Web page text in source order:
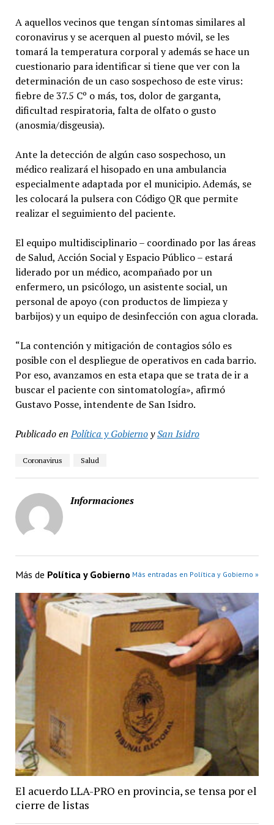
A aquellos vecinos que tengan síntomas similares al
coronavirus y se acerquen al puesto móvil, se les
tomará la temperatura corporal y además se hace un
cuestionario para identificar si tiene que ver con la
determinación de un caso sospechoso de este virus:
fiebre de 37.5 Cº o más, tos, dolor de garganta,
dificultad respiratoria, falta de olfato o gusto
(anosmia/disgeusia).
Ante la detección de algún caso sospechoso, un
médico realizará el hisopado en una ambulancia
especialmente adaptada por el municipio. Además, se
les colocará la pulsera con Código QR que permite
realizar el seguimiento del paciente.
El equipo multidisciplinario – coordinado por las áreas
de Salud, Acción Social y Espacio Público – estará
liderado por un médico, acompañado por un
enfermero, un psicólogo, un asistente social, un
personal de apoyo (con productos de limpieza y
barbijos) y un equipo de desinfección con agua clorada.
“La contención y mitigación de contagios sólo es
posible con el despliegue de operativos en cada barrio.
Por eso, avanzamos en esta etapa que se trata de ir a
buscar el paciente con sintomatología», afirmó
Gustavo Posse, intendente de San Isidro.
Publicado en Política y GobiernoySan Isidro
Coronavirus Salud
Informaciones
Más de Política y Gobierno Más entradas en Política y Gobierno »
El acuerdo LLA-PRO en provincia, se tensa por el
cierre de listas